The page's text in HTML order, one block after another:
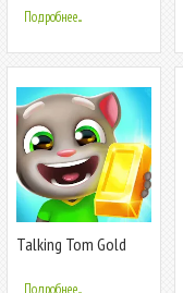
Подробнее...
Talking Tom Gold
Подробнее...